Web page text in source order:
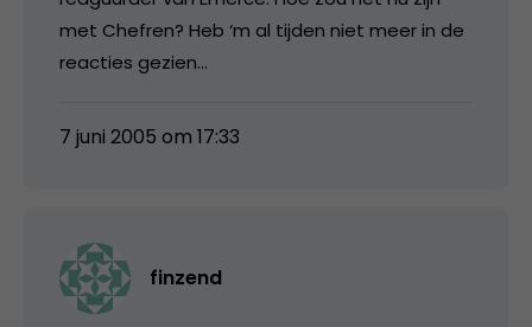
met Chefren? Heb ‘m al tijden niet meer in de
reacties gezien…
7 juni 2005 om 17:33
finzend